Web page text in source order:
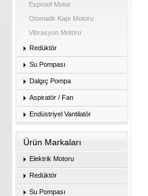
Exproof Motor
Otomatik Kapı Motoru
Vibrasyon Motoru
Redüktör
Su Pompası
Dalgıç Pompa
Aspiratör / Fan
Endüstriyel Vantilatör
Ürün Markaları
Elektrik Motoru
Redüktör
Su Pompası